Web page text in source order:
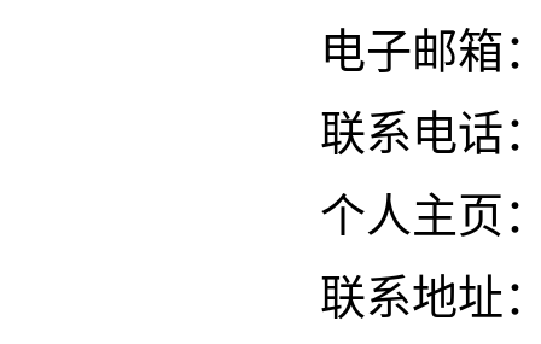
电子邮箱
联系电话
个人主页
联系地址